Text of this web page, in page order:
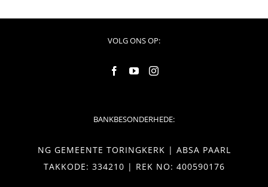
VOLG ONS OP:
BANKBESONDERHEDE:
NG GEMEENTE TORINGKERK | ABSA PAARL
TAKKODE: 334210 | REK NO: 400590176